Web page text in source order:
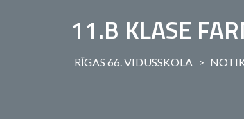
11.B KLASE
RĪGAS 66. VIDUSSKOLA >